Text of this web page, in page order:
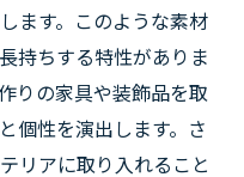
ます。このような素材
持ちする特性がありま
りの家具や装飾品を取
個性を演出します。さ
リアに取り入れること